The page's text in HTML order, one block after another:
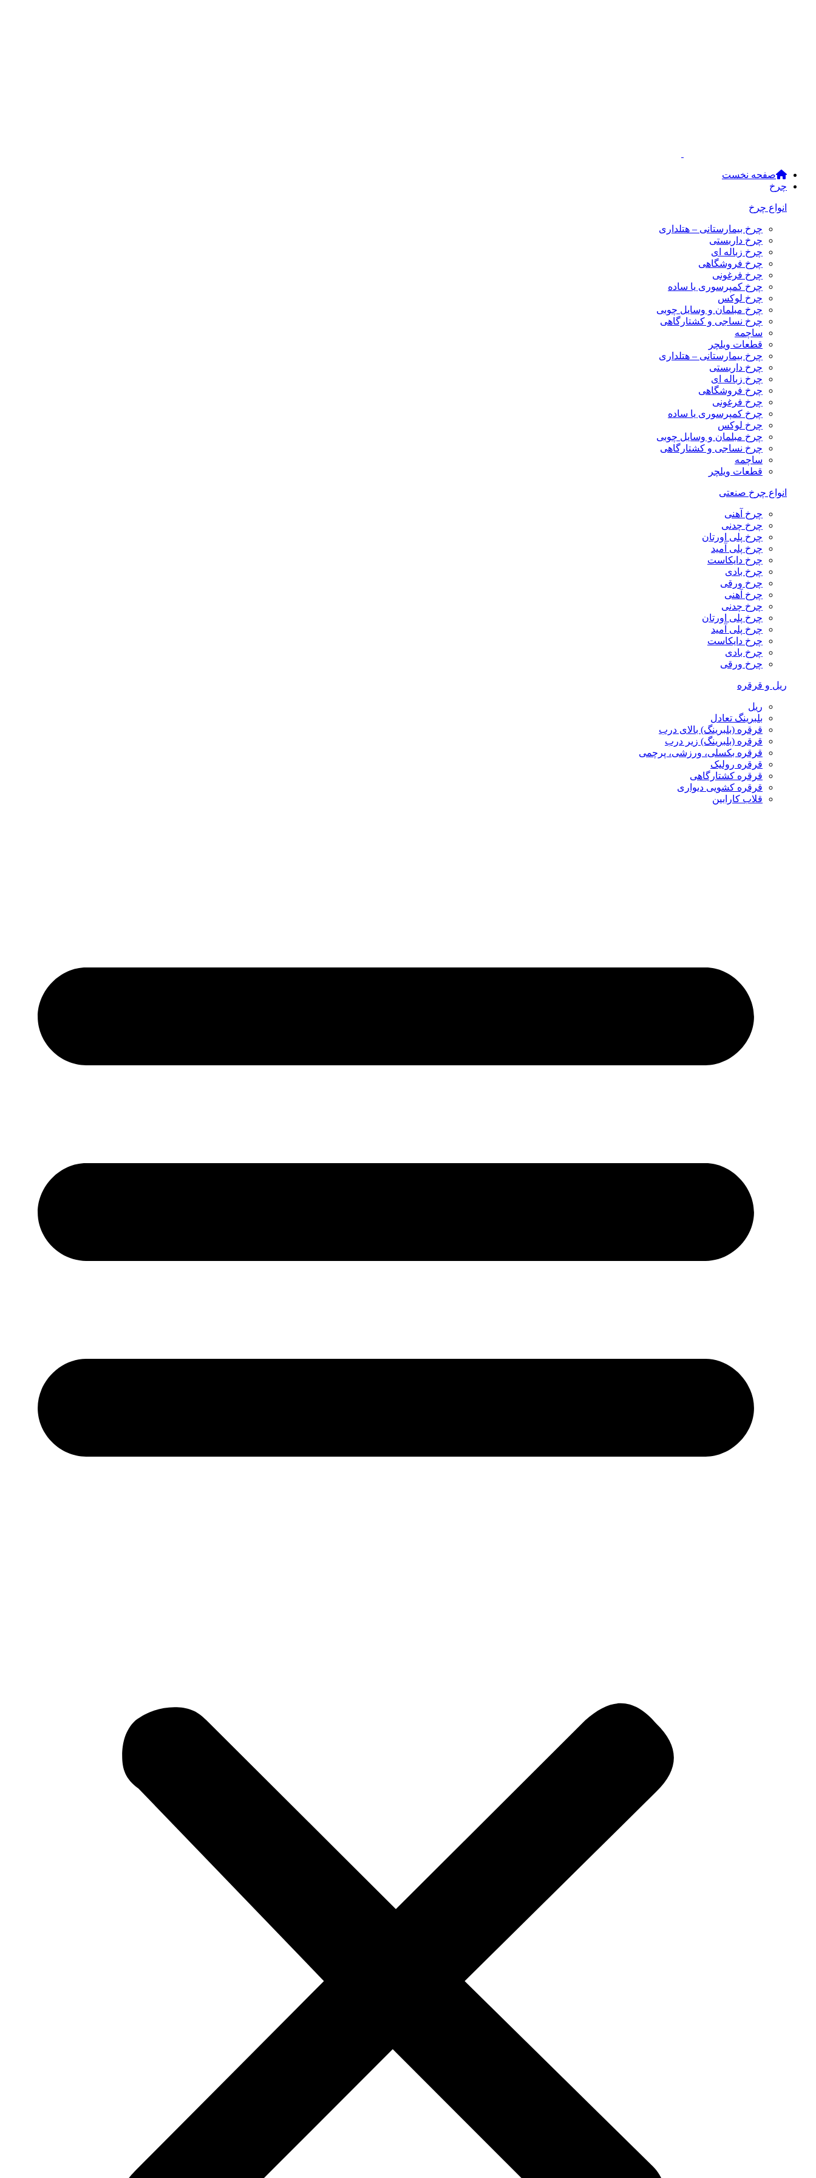
صفحه نخست
چرخ
انواع چرخ
چرخ بیمارستانی – هتلداری
چرخ داربستی
چرخ زباله ای
چرخ فروشگاهی
چرخ فرغونی
چرخ کمپرسوری یا ساده
چرخ لوکس
چرخ مبلمان و وسایل چوبی
چرخ نساجی و کشتارگاهی
ساچمه
قطعات ویلچر
چرخ بیمارستانی – هتلداری
چرخ داربستی
چرخ زباله ای
چرخ فروشگاهی
چرخ فرغونی
چرخ کمپرسوری یا ساده
چرخ لوکس
چرخ مبلمان و وسایل چوبی
چرخ نساجی و کشتارگاهی
ساچمه
قطعات ویلچر
انواع چرخ صنعتی
چرخ آهنی
چرخ چدنی
چرخ پلی اورتان
چرخ پلی آمید
چرخ دایکاست
چرخ بادی
چرخ ورقی
چرخ آهنی
چرخ چدنی
چرخ پلی اورتان
چرخ پلی آمید
چرخ دایکاست
چرخ بادی
چرخ ورقی
ریل و قرقره
ریل
بلبرینگ تعادل
قرقره (بلبرینگ) بالای درب
قرقره (بلبرینگ) زیر درب
قرقره بکسلی، ورزشی، پرچمی
قرقره رولیک
قرقره کشتارگاهی
قرقره کشویی دیواری
قلاب کارابین